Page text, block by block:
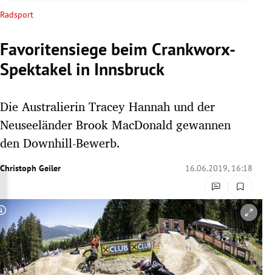
Untermenü
Untermenü
Untermenü
Untermenü
Radsport
Favoritensiege beim Crankworx-
Spektakel in Innsbruck
Die Australierin Tracey Hannah und der
Neuseeländer Brook MacDonald gewannen
den Downhill-Bewerb.
Christoph Geiler 16.06.2019, 16:18
Copyright-Hinweis öffnen/schließen